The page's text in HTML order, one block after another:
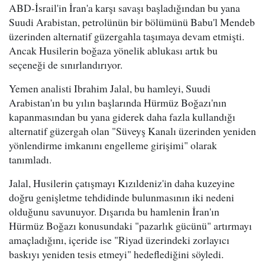
ABD-İsrail'in İran'a karşı savaşı başladığından bu yana
Suudi Arabistan, petrolünün bir bölümünü Babu'l Mendeb
üzerinden alternatif güzergahla taşımaya devam etmişti.
Ancak Husilerin boğaza yönelik ablukası artık bu
seçeneği de sınırlandırıyor.
Yemen analisti Ibrahim Jalal, bu hamleyi, Suudi
Arabistan'ın bu yılın başlarında Hürmüz Boğazı'nın
kapanmasından bu yana giderek daha fazla kullandığı
alternatif güzergah olan "Süveyş Kanalı üzerinden yeniden
yönlendirme imkanını engelleme girişimi" olarak
tanımladı.
Jalal, Husilerin çatışmayı Kızıldeniz'in daha kuzeyine
doğru genişletme tehdidinde bulunmasının iki nedeni
olduğunu savunuyor. Dışarıda bu hamlenin İran'ın
Hürmüz Boğazı konusundaki "pazarlık gücünü" artırmayı
amaçladığını, içeride ise "Riyad üzerindeki zorlayıcı
baskıyı yeniden tesis etmeyi" hedeflediğini söyledi.